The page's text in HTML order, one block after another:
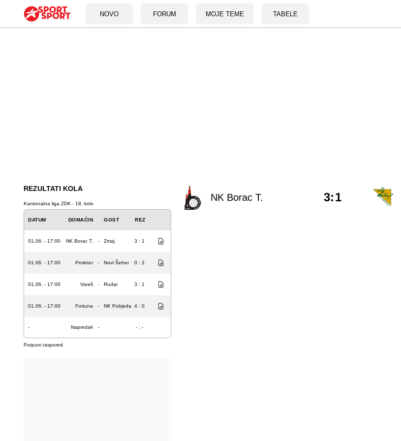
NOVO FORUM MOJE TEME TABELE
REZULTATI KOLA
Kantonalna liga ZDK - 18. kolo
DATUM DOMAĆIN GOST REZ
01.06. - 17:00 NK Borac T. - Zmaj 3 : 1
01.06. - 17:00 Proleter - Novi Šeher 0 : 2
01.06. - 17:00 Vareš - Rudar 3 : 1
01.06. - 17:00 Fortuna - NK Pobjeda 4 : 0
- Napredak - - : -
Potpuni raspored
NK Borac T. 3:1